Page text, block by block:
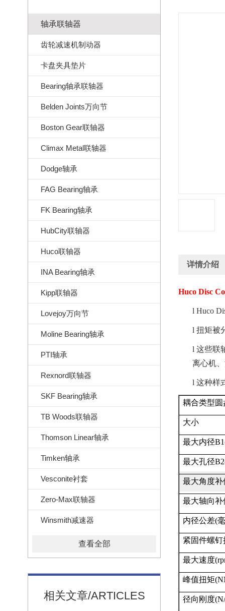
轴承联轴器
齿轮减速机制动器
卡盘夹具垫片
Bearing轴承联轴器
Belden Joints万向节
Boston Gear联轴器
Climax Metal联轴器
Dodge轴承
FAG Bearing轴承
FK Bearing轴承
HubCity联轴器
Huco联轴器
INA Bearing轴承
Kipp联轴器
Lovejoy万向节
Moline Bearing轴承
PTI轴承
Rexnord联轴器
SKF Bearing轴承
TB Woods联轴器
Thomson Linear轴承
Timken轴承
Vesconite衬套
Zero-Max联轴器
Winsmith减速器
查看全部
相关文章/ARTICLES
详情介绍
Huco Disc
l Huco
l 扭矩被
l 这些联
离心机
l 这种样
耦合类型圆
大小
最大内径
最大孔径
最大角度补
最大轴向补
内径公差(
紧固件螺钉
最大速度
峰值扭矩
径向刚度(N/